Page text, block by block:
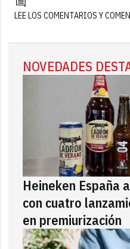
LEE LOS COMENTARIOS Y
NOVEDADES
Heineken España
con cuatro
en premiurización